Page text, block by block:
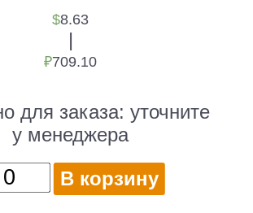
$8.63
|
₽709.10
для заказа:уточните
у менеджера
В корзину